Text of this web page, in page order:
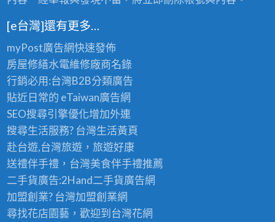
[e台灣]還有更多…
myPost廣告網快速發佈
房屋修繕水電維修廠商名錄
行銷必用:台灣B2B分類廣告
貼近日常的 eTaiwan廣告網
SEO搜尋引擎優化增加外連
搜尋生活服務? 台灣生活黃頁
赴台遊,台灣旅遊，旅遊好康
送禮伴手禮，台灣美食伴手禮推薦
二手貨廣告:2Hand二手貨廣告網
加盟創業? 台灣加盟創業網
尋找花店園藝，歡迎到台灣花網